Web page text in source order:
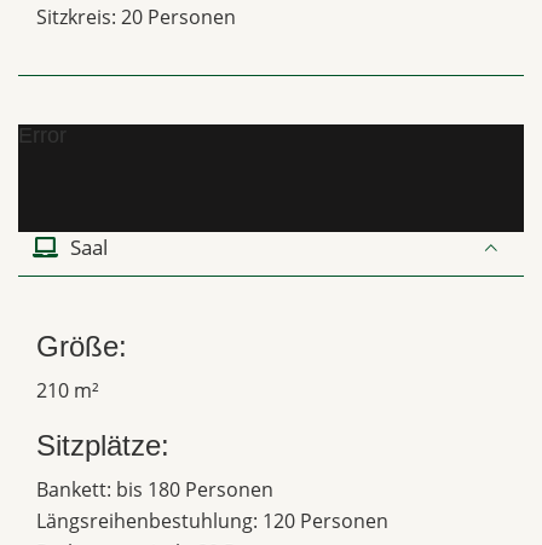
Sitzkreis: 20 Personen
Error
Saal
Größe:
210 m²
Sitzplätze:
Bankett: bis 180 Personen
Längsreihenbestuhlung: 120 Personen